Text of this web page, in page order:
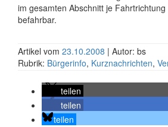
im gesamten Abschnitt je
befahrbar.
Artikel vom 23.10.2008 | Autor: bs
Rubrik: Bürgerinfo, Kurznachrichten,
teilen
teilen
teilen